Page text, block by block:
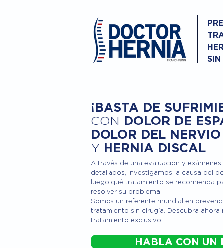
SIN
¡BASTA DE
CON DOLOR DE
DOLOR DEL
Y HERNIA DISCAL
A través de una evaluación y exámenes
detallados, investigamos la causa del
luego qué tratamiento se recomienda
resolver su problema.
Somos un referente mundial en
tratamiento sin cirugía. Descubra ahora
tratamiento exclusivo.
HABLA CON UN